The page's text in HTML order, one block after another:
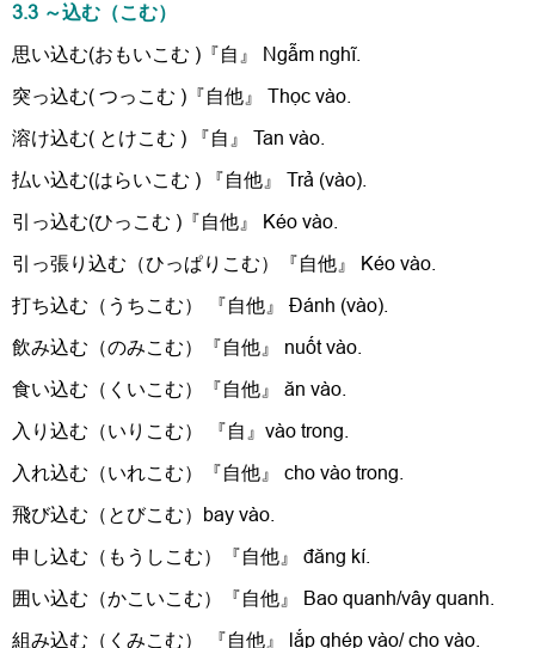
3.3 ～込む（こむ）
思い込む(おもいこむ )『自』 Ngẫm nghĩ.
突っ込む( つっこむ )『自他』 Thọc vào.
溶け込む( とけこむ ) 『自』 Tan vào.
払い込む(はらいこむ ) 『自他』 Trả (vào).
引っ込む(ひっこむ )『自他』 Kéo vào.
引っ張り込む（ひっぱりこむ）『自他』 Kéo vào.
打ち込む（うちこむ） 『自他』 Đánh (vào).
飲み込む（のみこむ）『自他』 nuốt vào.
食い込む（くいこむ）『自他』 ăn vào.
入り込む（いりこむ） 『自』vào trong.
入れ込む（いれこむ）『自他』 cho vào trong.
飛び込む（とびこむ）bay vào.
申し込む（もうしこむ）『自他』 đăng kí.
囲い込む（かこいこむ）『自他』 Bao quanh/vây quanh.
組み込む（くみこむ） 『自他』 lắp ghép vào/ cho vào.